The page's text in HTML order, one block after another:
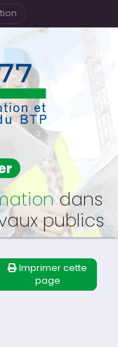
dans
publics
Imprimer cette
page